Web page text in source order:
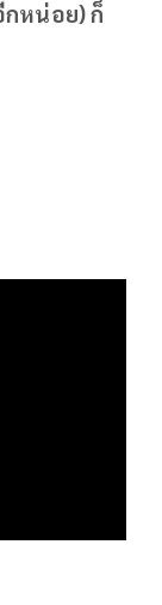
กหน่อย) ก็